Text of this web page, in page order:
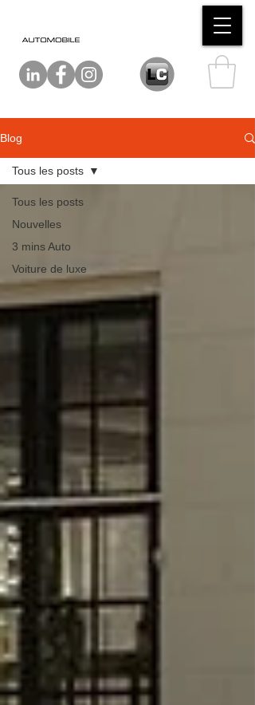
Blog
Tous les posts
Nouvelles
3 mins Auto
Voiture de luxe
Tous les posts